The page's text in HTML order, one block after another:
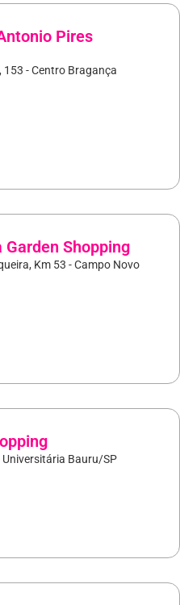
Pires
- Centro Bragança
Shopping
Km 53 - Campo Novo
Universitária Bauru/SP